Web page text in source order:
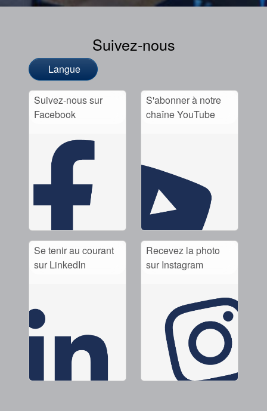
Suivez-nous
Langue
Suivez-nous sur
Facebook
S'abonner à notre
chaîne YouTube
Se tenir au courant
sur LinkedIn
Recevez la photo
sur Instagram